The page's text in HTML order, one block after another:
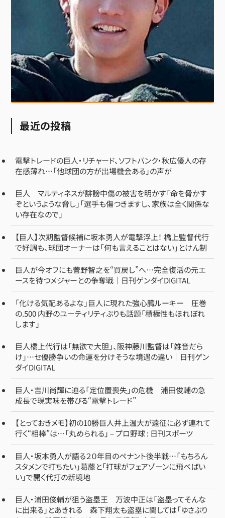
最近の投稿
電撃トレードの巨人・リチャード、ソフトバンク・秋広優人の存
在感薄れ…「他球団の方が出場機会ある」の声が
巨人 マルティネスが誹謗中傷の被害を明かす「命を脅かす
ぞというような脅し」「選手も傷つきますし、家族は全く関係な
い存在なので」
【巨人】次期監督候補に坂本勇人が電撃浮上！ 橋上監督代行
で好調も、球団オーナーは「何も言えることはない」とけん制
巨人が今オフにも菅野智之を“買戻し”へ…完全復活の元エ
ースを待つメジャーとの争奪戦｜日刊ゲンダイDIGITAL
「化ける気配あるよな」巨人に現れた強心臓ルーキー 圧巻
の.500 内野のユーティリティぶりも話題「積極性もほれぼれ
します」
巨人橋上代行は「無欲で大胆」、阪神藤川監督は「雑音だら
け」…セ優勝争いの命運を分けそうな境遇の違い｜日刊ゲン
ダイDIGITAL
巨人・吉川尚輝に迫る「定位置喪失」の危機 浦田俊輔の急
成長で現実味を帯びる“電撃トレード”
【とっておきメモ】初の10勝巨人井上温大が遠征に必ず連れて
行く“相棒”は…「丸められる」 – プロ野球 : 日刊スポーツ
巨人・坂本勇人が語る２０年目のペナント後半戦…「もちろん
スタメンで打ちたい」葛藤と「打球がフェアゾーンに飛べばい
い」で開く代打の新境地
巨人・浦田俊輔が狙う盗塁王 万波中正は「盗塁ってそんな
に出来る」とあきれる 森下翔太も盗塁に関しては「ゆさぶり